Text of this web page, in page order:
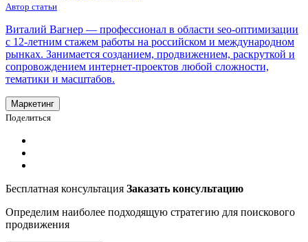
Автор статьи
Виталий Вагнер — профессионал в области seo-оптимизации
с 12-летним стажем работы на российском и международном
рынках. Занимается созданием, продвижением, раскруткой и
сопровождением интернет-проектов любой сложности,
тематики и масштабов.
Маркетинг
Поделиться
Бесплатная консультация Заказать консультацию
Определим наиболее подходящую стратегию для поискового
продвижения